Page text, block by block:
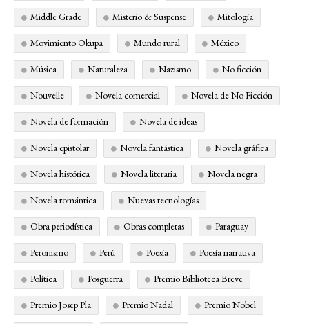
Middle Grade Misterio & Suspense Mitología
Movimiento Okupa Mundo rural México
Música Naturaleza Nazismo No ficción
Nouvelle Novela comercial Novela de No Ficción
Novela de formación Novela de ideas
Novela epistolar Novela fantástica Novela gráfica
Novela histórica Novela literaria Novela negra
Novela romántica Nuevas tecnologías
Obra periodística Obras completas Paraguay
Peronismo Perú Poesía Poesía narrativa
Política Posguerra Premio Biblioteca Breve
Premio Josep Pla Premio Nadal Premio Nobel